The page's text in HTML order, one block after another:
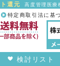
還元 高度管理医
特定商取引法に基
検討リスト